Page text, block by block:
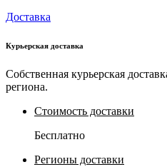
Доставка
Курьерская доставка
Собственная курьерская
региона.
Стоимость доставки
Бесплатно
Регионы доставки